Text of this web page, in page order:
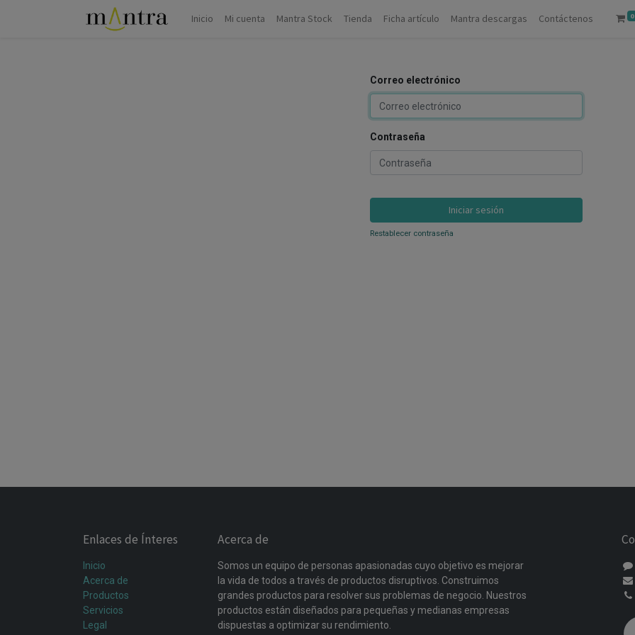
Inicio Mi cuenta Mantra Stock Tienda Ficha artículo Mantra descargas Contáctenos 0
Correo electrónico
Contraseña
Iniciar sesión
Restablecer contraseña
Enlaces de Ínteres
Inicio
Acerca de
Productos
Servicios
Legal
Acerca de
Somos un equipo de personas apasionadas cuyo objetivo es mejorar
la vida de todos a través de productos disruptivos. Construimos
grandes productos para resolver sus problemas de negocio. Nuestros
productos están diseñados para pequeñas y medianas empresas
dispuestas a optimizar su rendimiento.